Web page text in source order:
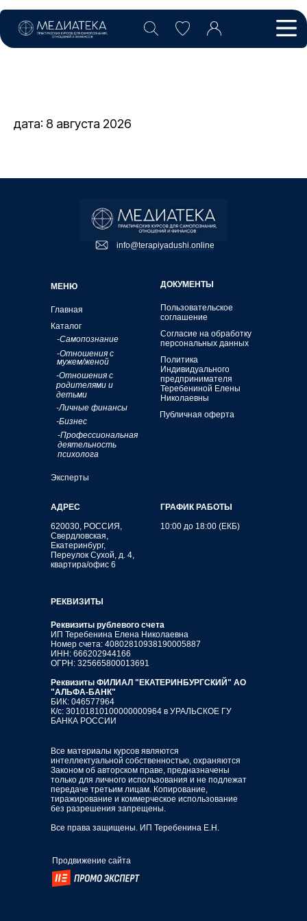
дата: 8 августа 2026
Пользовательское
соглашение
Согласие на обработку
персональных данных
Политика
Индивидуального
предпринимателя
Теребениной Елены
Николаевны
Публичная оферта
Каталог
-Самопознание
-Отношения с
мужем/женой
-Отношения с
родителями и
детьми
-Личные финансы
-Бизнес
-Профессиональная
деятельность
психолога
Главная
Продвижение сайта
info@terapiyadushi.online
АДРЕС
620030, РОССИЯ,
Свердловская,
Екатеринбург,
Переулок Сухой, д. 4,
квартира/офис 6
ГРАФИК РАБОТЫ
10:00 до 18:00 (ЕКБ)
Все материалы курсов являются
интеллектуальной собственностью, охраняются
Законом об авторском праве, предназначены
только для личного использования и не подлежат
передаче третьим лицам. Копирование,
тиражирование и коммерческое использование
без разрешения запрещены.
Все права защищены. ИП Теребенина Е.Н.
Реквизиты рублевого счета
ИП Теребенина Елена Николаевна
Номер счета: 40802810938190005887
ИНН: 666202944166
ОГРН: 325665800013691
Реквизиты ФИЛИАЛ "ЕКАТЕРИНБУРГСКИЙ" АО
"АЛЬФА-БАНК"
БИК: 046577964
К/с: 30101810100000000964 в УРАЛЬСКОЕ ГУ
БАНКА РОССИИ
РЕКВИЗИТЫ
МЕНЮ ДОКУМЕНТЫ
Эксперты